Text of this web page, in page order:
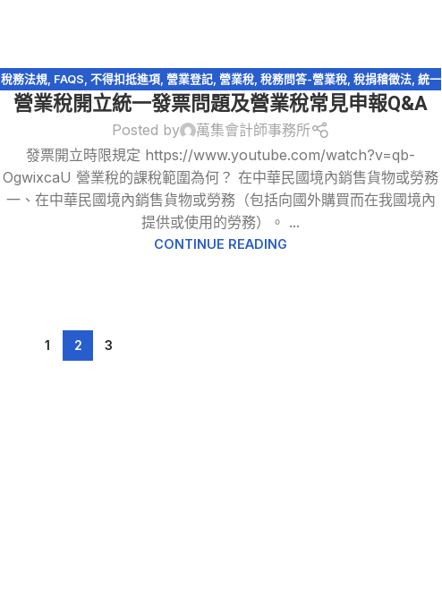
稅務法規, FAQS 不得扣抵進項, 營業登記, 營業稅, 稅務問答-營業稅, 稅捐稽徵法, 統一
發票,逃漏稅
營業稅開立統一發票問題及營業稅常見申報Q&A
Posted by
萬集會計師事務所
發票開立時限規定 https://www.youtube.com/watch?v=qb-
OgwixcaU 營業稅的課稅範圍為何？ 在中華民國境內銷售貨物或勞務
一、在中華民國境內銷售貨物或勞務（包括向國外購買而在我國境內
提供或使用的勞務）。 ...
CONTINUE READING
1 2 3